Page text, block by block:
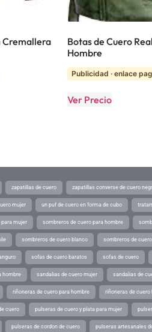
Cremallera
Botas de Cuero
Hombre
Publicidad · enlace
Ver Precio
zapatillas de cuero zapatillas converse de cuero
mujer un puf de cuero en forma de cubo
mujer sombreros de cuero para hombre
sombreros de cuero blanco sombreros de
sofas de cuero baratos sofas de cuero
hombre sandalias de cuero mujer sandalias de
riñoneras de cuero para hombre riñoneras de cuero
cuero pulseras de cuero y plata para mujer
pulseras de cordon de cuero pulseras artesanales